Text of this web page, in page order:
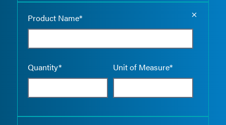
Product Name*
Quantity* Unit of Measure*